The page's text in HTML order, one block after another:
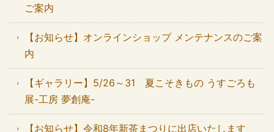
ご案内
【お知らせ】オンラインショップ メンテナンスのご案
内
【ギャラリー】5/26～31 夏こそきもの うすごろも
展-工房 夢創庵-
【お知らせ】令和8年新茶まつりに出店いたします